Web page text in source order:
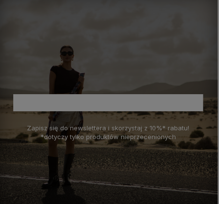
Zapisz się do newslettera i skorzystaj z 10%* rabatu!
*dotyczy tylko produktów nieprzecenionych